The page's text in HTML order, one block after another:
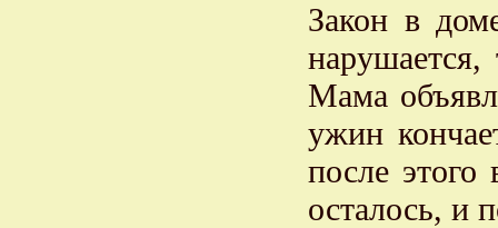
Закон в
Мама
ужин
после
осталось, и